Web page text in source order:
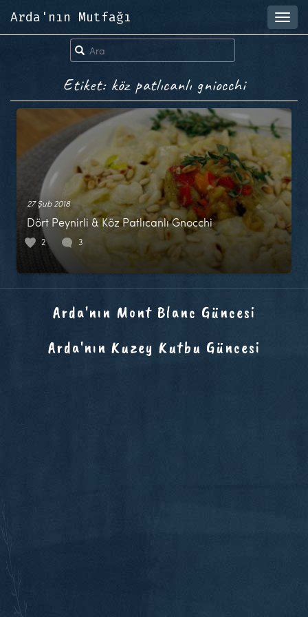
Arda'nın Mutfağı
Etiket: köz patlıcanlı gniocchi
27 Şub 2018
Dört Peynirli & Köz Patlıcanlı Gnocchi
2 3
Arda'nın Mont Blanc Güncesi
Arda'nın Kuzey Kutbu Güncesi